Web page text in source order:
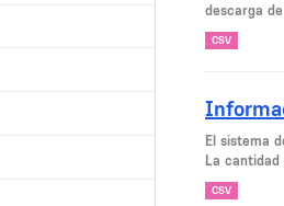
descarga
CSV
El sistema
La
CSV